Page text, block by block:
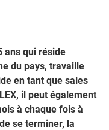
ans qui réside
du pays, travaille
en tant que sales
il peut également
à chaque fois à
se terminer, la